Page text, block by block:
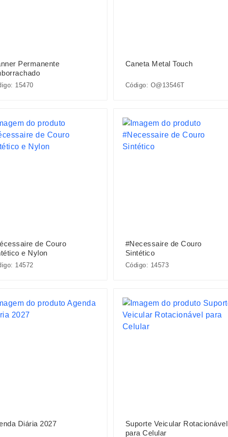
Permanente
15470
Caneta Metal Touch
Código: O@13546T
de Couro
e Nylon
14572
#Necessaire de Couro
Sintético
Código: 14573
Diária 2027
Suporte Veicular Rotacionável
para Celular